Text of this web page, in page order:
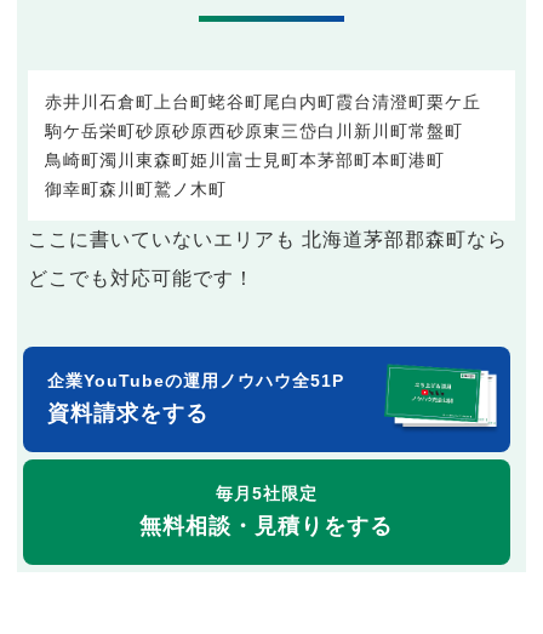
赤井川石倉町 上台町蛯谷町尾白内町霞台清澄町栗ケ丘
駒ケ岳栄町砂原砂原西砂原東三岱白川 新川町常盤町
鳥崎町濁川東森町姫川富士見町本茅部町本町港町
御幸町森川町鷲ノ木町
ここに書いていないエリアも 北海道茅部郡森町なら
どこでも対応可能です！
企業YouTubeの運用ノウハウ全51P
資料請求をする
毎月5社限定
無料相談・見積りをする